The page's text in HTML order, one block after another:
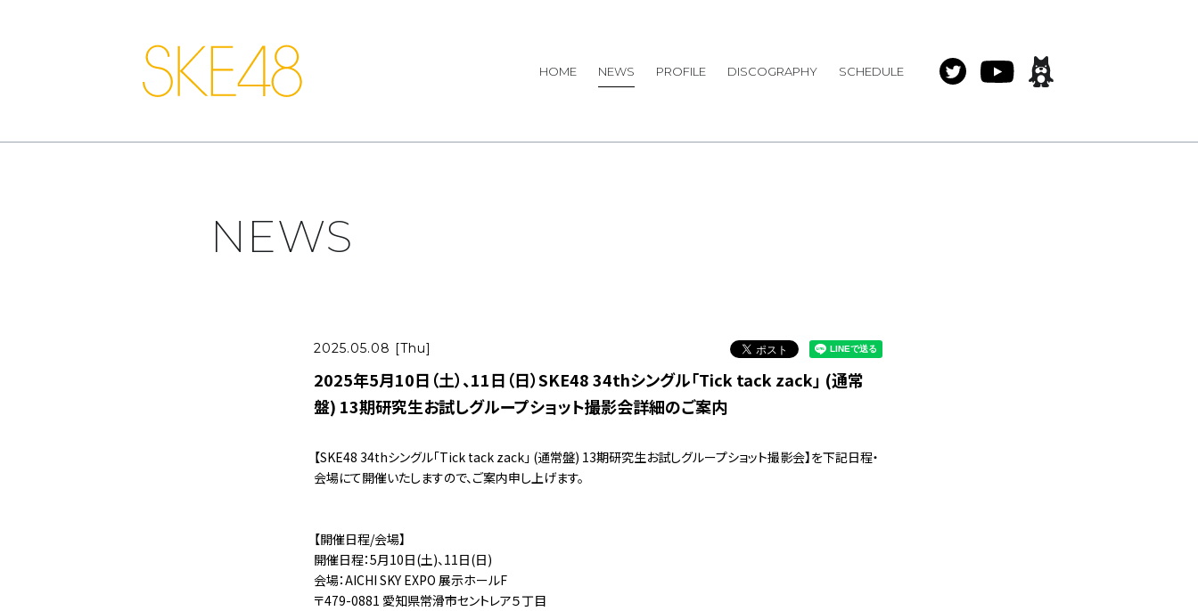
HOME NEWS PROFILE DISCOGRAPHY SCHEDULE
NEWS
2025.05.08 [Thu]
2025年5月10日（土）、11日（日）SKE48 34thシングル「Tick tack zack｣ (通常
盤) 13期研究生お試しグループショット撮影会詳細のご案内
【SKE48 34thシングル「Tick tack zack｣ (通常盤) 13期研究生お試しグループショット撮影会】を下記日程・
会場にて開催いたしますので、ご案内申し上げます。
【開催日程/会場】
開催日程：5月10日(土)、11日(日)
会場：AICHI SKY EXPO 展示ホールF
〒479-0881 愛知県常滑市セントレア５丁目